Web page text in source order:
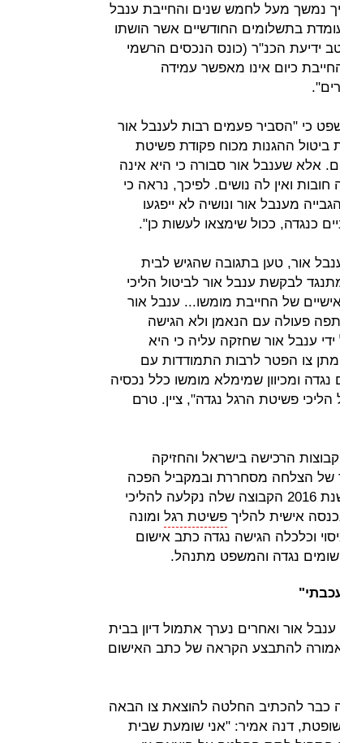
נמשך מעל לחמש שנים והחייבת ענבל
בתשלומים החודשיים אשר הושתו
ידיעת הכנ"ר (כונס הנכסים הרשמי
כיום אינו מאפשר עמידה
כי "הסביר פעמים רבות לענבל אור
ההגנות מכוח פקודת פשיטת
אלא שענבל אור סבורה כי היא אינה
ואין לה נושים. לפיכך, נראה כי
מענבל אור ונושיה לא ייפגעו
כנגדה, ככול שימצאו לעשות כן".
אור, טען בתגובה שהגיש לבית
לבקשת ענבל אור לביטול הליכי
של החייבת מומשו... ענבל אור
פעולה עם הנאמן ולא הגישה
ענבל אור שחזקה עליה כי היא
צו הפטר לרבות התמודדות עם
נגדה ומכיוון שמימלא מומשו כלל נכסיה
פשיטת הרגל נגדה", ציין. טרם
קבוצות הרכישה בישראל והחזיקה
של הצלחה מסחררת ובמקביל הפכה
לסלבריטאית והרבתה להופיע בתקשורת. בשנת 2016 הקבוצה שלה נקלעה להליכי
אישית להליך פשיטת רגל ומונה
2019 פרקליטות מיסוי וכלכלה הגישה נגדה כתב אישום
נגדה והמשפט מתנהל.
אור ואחרים נערך אתמול דיון בבית
להתבצע הקראה של כתב האישום
כבר להכתיב החלטה להוצאת צו הבאה
דנה אמיר: "אני שומעת שבית